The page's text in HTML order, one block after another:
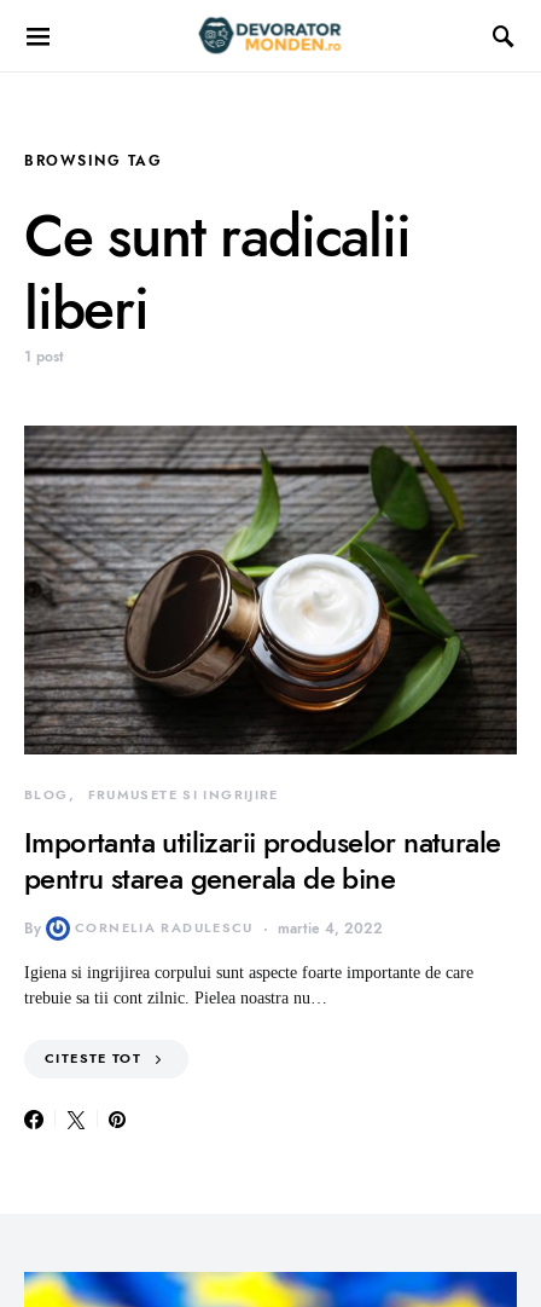
BROWSING TAG
Ce sunt radicalii
liberi
1 post
BLOG FRUMUSETE SI INGRIJIRE
Importanta utilizarii produselor naturale
pentru starea generala de bine
By CORNELIA RADULESCU martie 4, 2022
Igiena si ingrijirea corpului sunt aspecte foarte importante de care
trebuie sa tii cont zilnic. Pielea noastra nu…
CITESTE TOT